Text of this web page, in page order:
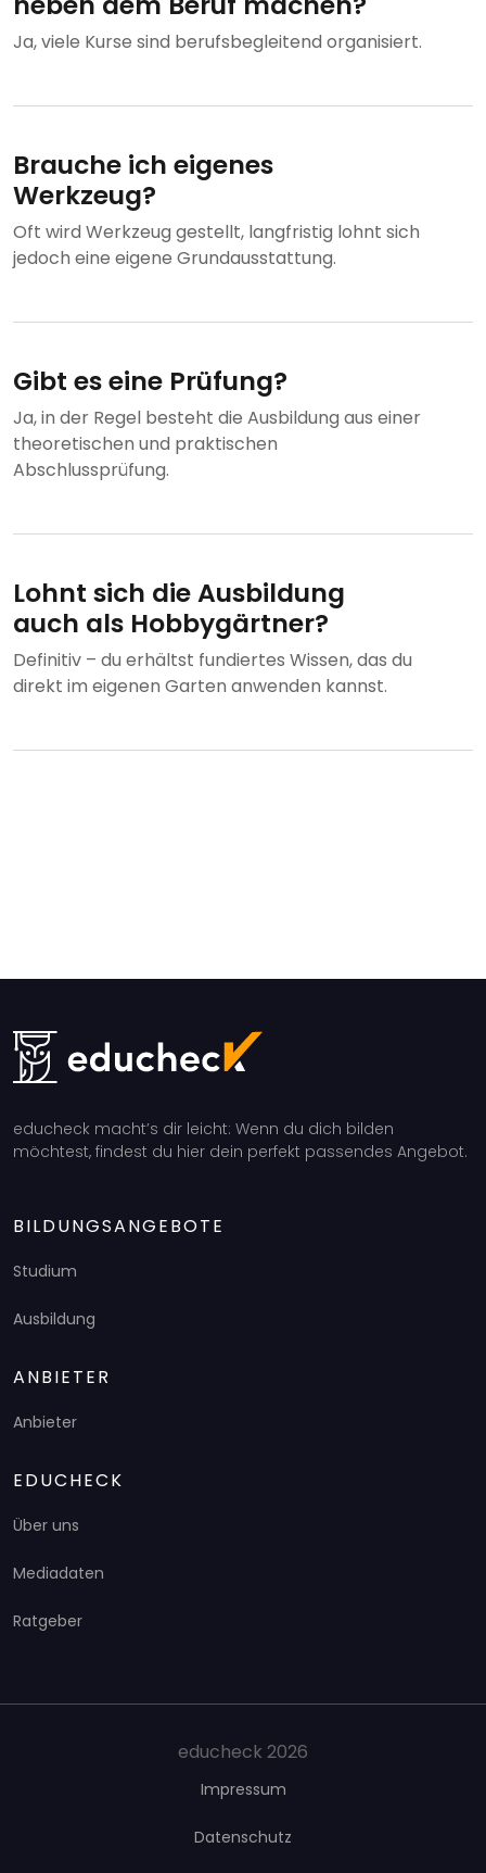
Ja, viele Kurse sind berufsbegleitend organisiert.
Brauche ich eigenes
Werkzeug?
Oft wird Werkzeug gestellt, langfristig lohnt sich
jedoch eine eigene Grundausstattung.
Gibt es eine Prüfung?
Ja, in der Regel besteht die Ausbildung aus einer
theoretischen und praktischen
Abschlussprüfung.
Lohnt sich die Ausbildung
auch als Hobbygärtner?
Definitiv – du erhältst fundiertes Wissen, das du
direkt im eigenen Garten anwenden kannst.
educheck macht’s dir leicht: Wenn du dich bilden
möchtest, findest du hier dein perfekt passendes Angebot.
BILDUNGSANGEBOTE
Studium
Ausbildung
ANBIETER
Anbieter
EDUCHECK
Über uns
Mediadaten
Ratgeber
educheck 2026
Impressum
Datenschutz